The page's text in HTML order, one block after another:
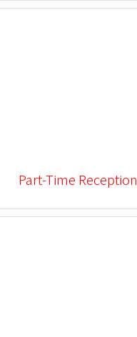
Part-Time Reception